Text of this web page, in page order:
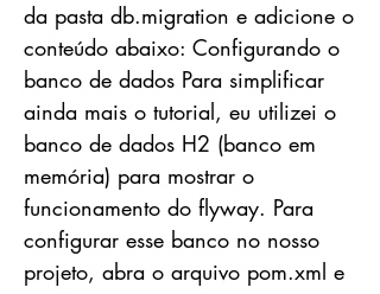
da pasta db.migration e adicione o
conteúdo abaixo: Configurando o
banco de dados Para simplificar
ainda mais o tutorial, eu utilizei o
banco de dados H2 (banco em
memória) para mostrar o
funcionamento do flyway. Para
configurar esse banco no nosso
projeto, abra o arquivo pom.xml e